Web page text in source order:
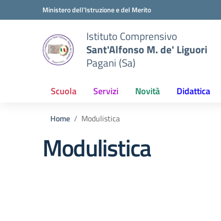
Vai ai contenuti
Vai al menu di navigazioneMinistero dell'Istruzione e del Merito
Istituto Comprensivo
Sant'Alfonso M. de' Liguori
Pagani (Sa)
Scuola Servizi Novità Didattica
Home Modulistica
Modulistica